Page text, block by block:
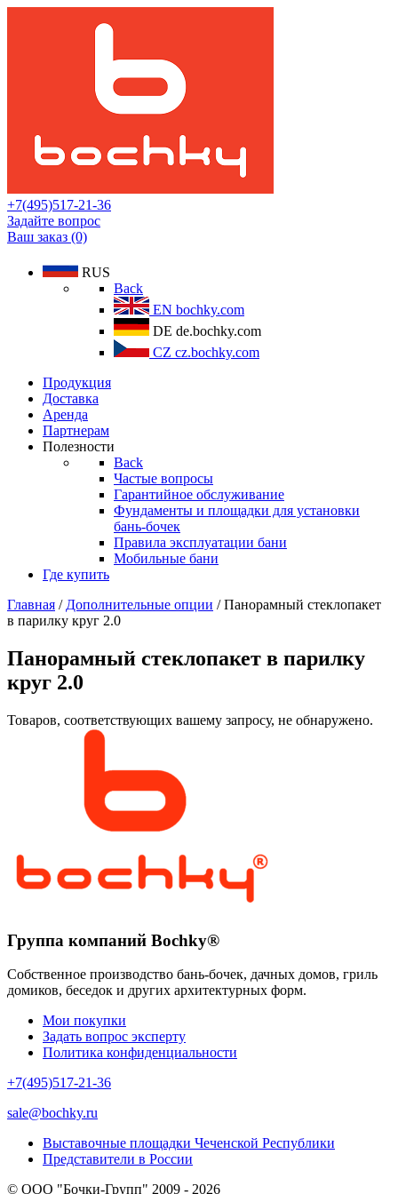
+7(495)517-21-36
Задайте вопрос
Ваш заказ (0)
RUS
Back
EN bochky.com
DE de.bochky.com
CZ cz.bochky.com
Продукция
Доставка
Аренда
Партнерам
Полезности
Back
Частые вопросы
Гарантийное обслуживание
Фундаменты и площадки для установки
бань-бочек
Правила эксплуатации бани
Мобильные бани
Где купить
Главная / Дополнительные опции / Панорамный стеклопакет
в парилку круг 2.0
Панорамный стеклопакет в парилку
круг 2.0
Товаров, соответствующих вашему запросу, не обнаружено.
Группа компаний Bochky®
Собственное производство бань-бочек, дачных домов, гриль
домиков, беседок и других архитектурных форм.
Мои покупки
Задать вопрос эксперту
Политика конфиденциальности
+7(495)517-21-36
sale@bochky.ru
Выставочные площадки Чеченской Республики
Представители в России
© ООО "Бочки-Групп" 2009 - 2026